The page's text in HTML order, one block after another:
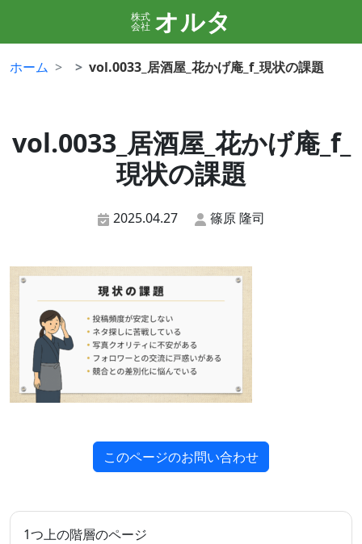
株式
会社 オルタ
ホーム vol.0033_居酒屋_花かげ庵_f_現状の課題
vol.0033_居酒屋_花かげ庵_f_
現状の課題
2025.04.27 篠原 隆司
このページのお問い合わせ
1つ上の階層のページ